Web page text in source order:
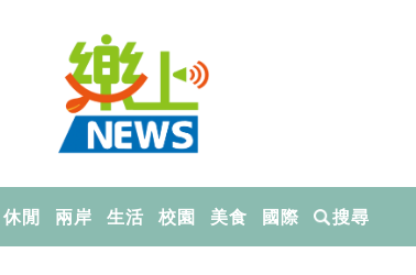
休閒 兩岸 生活 校園 美食 國際 搜尋